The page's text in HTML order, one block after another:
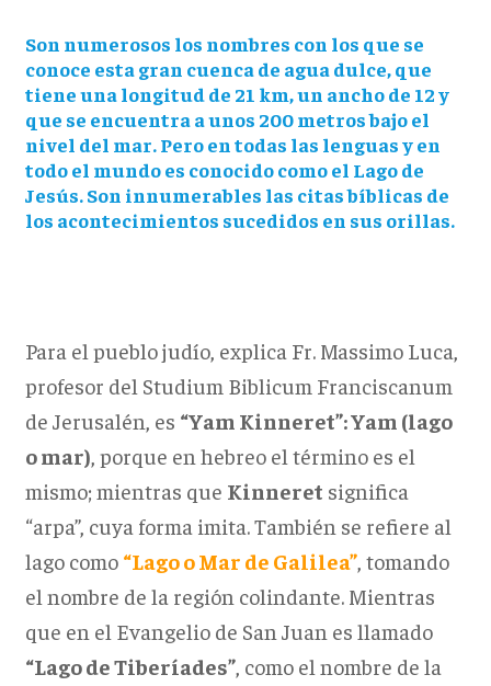
Son numerosos los nombres con los que se
conoce esta gran cuenca de agua dulce, que
tiene una longitud de 21 km, un ancho de 12 y
que se encuentra a unos 200 metros bajo el
nivel del mar. Pero en todas las lenguas y en
todo el mundo es conocido como el Lago de
Jesús. Son innumerables las citas bíblicas de
los acontecimientos sucedidos en sus orillas.
Para el pueblo judío, explica Fr. Massimo Luca,
profesor del Studium Biblicum Franciscanum
de Jerusalén, es “Yam Kinneret”: Yam (lago
o mar), porque en hebreo el término es el
mismo; mientras que Kinneret significa
“arpa”, cuya forma imita. También se refiere al
lago como “Lago o Mar de Galilea”, tomando
el nombre de la región colindante. Mientras
que en el Evangelio de San Juan es llamado
“Lago de Tiberíades”, como el nombre de la